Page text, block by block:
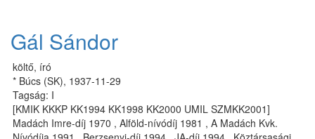
Gál Sándor
költő, író
* Búcs (SK), 1937-11-29
Tagság: I
[KMIK KKKP KK1994 KK1998 KK2000 UMIL SZMKK2001]
Madách Imre-díj 1970 , Alföld-nívódíj 1981 , A Madách Kvk.